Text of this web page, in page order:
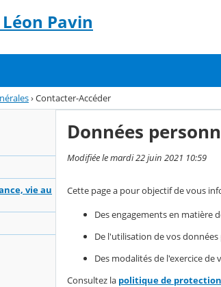
Pavin
›Contacter-Accéder
vie au
Données
Modifiée le mardi 22 juin 2021 10:59
Cette page a pour objectif de vous
Des engagements en matière
De l'utilisation de vos données
Des modalités de l'exercice de
Consultez la politique de